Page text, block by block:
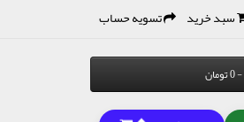
سبد خرید تسویه حساب